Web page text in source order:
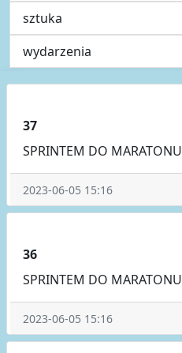
sztuka
wydarzenia
37
SPRINTEM DO MARATONU
2023-06-05 15:16
36
SPRINTEM DO MARATONU
2023-06-05 15:16